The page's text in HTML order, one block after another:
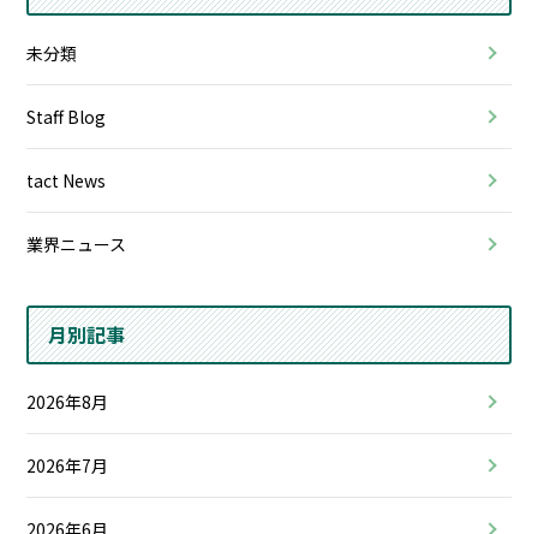
未分類
Staff Blog
tact News
業界ニュース
月別記事
2026年8月
2026年7月
2026年6月